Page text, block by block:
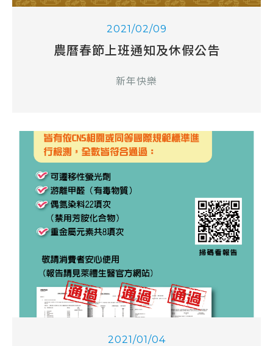
2021/02/09
農曆春節上班通知及休假公告
新年快樂
2021/01/04